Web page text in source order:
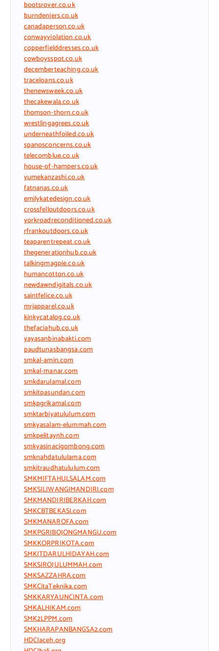
bootsrover.co.uk
burndeniers.co.uk
canadaperson.co.uk
conwayviolation.co.uk
copperfielddresses.co.uk
cowboysspot.co.uk
decemberteaching.co.uk
traceloans.co.uk
thenewsweek.co.uk
thecakewala.co.uk
thomson-thorn.co.uk
wrestlingagrees.co.uk
underneathfoiled.co.uk
spanosconcerns.co.uk
telecomblue.co.uk
house-of-hampers.co.uk
yumekanzashi.co.uk
fatnanas.co.uk
emilykatedesign.co.uk
crossfelloutdoors.co.uk
yorkroadreconditioned.co.uk
rfrankoutdoors.co.uk
teaparentrepeat.co.uk
thegenerationhub.co.uk
talkingmagpie.co.uk
humancotton.co.uk
newdawndigitals.co.uk
saintfelice.co.uk
mrjapparel.co.uk
kinkycatalog.co.uk
thefaciahub.co.uk
yayasanbinabakti.com
paudtunasbangsa.com
smkal-amin.com
smkal-manar.com
smkdarulamal.com
smkitpasundan.com
smkpgrikamal.com
smktarbiyatululum.com
smkyasalam-elummah.com
smkpelitaynh.com
smkyasinacigombong.com
smknahdatululama.com
smkitraudhatululum.com
SMKMIFTAHULSALAM.com
SMKSILIWANGIMANDIRI.com
SMKMANDIRIBERKAH.com
SMKCBTBEKASI.com
SMKMANAROFA.com
SMKPGRIBOJONGMANGU.com
SMKKORPRIKOTA.com
SMKITDARULHIDAYAH.com
SMKSIROJULUMMAH.com
SMKSAZZAHRA.com
SMKCitaTeknika.com
SMKKARYAUNCINTA.com
SMKALHIKAM.com
SMK2LPPM.com
SMKHARAPANBANGSA2.com
HDCIaceh.org